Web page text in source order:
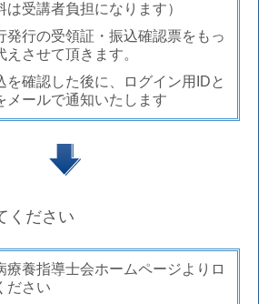
は受講者負担になります）
発行の受領証・振込確認票をもっ
えさせて頂き ます。
を確認した後に、ログイン用IDと
メールで通知いたします
ください
療養指導士会ホームページよりロ
ださい